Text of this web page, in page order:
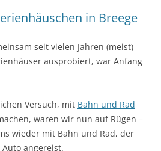
in Breege
seit vielen Jahren (meist)
ausprobiert, war Anfang
Versuch, mit Bahn und Rad
waren wir nun auf Rügen –
wieder mit Bahn und Rad, der
angereist.